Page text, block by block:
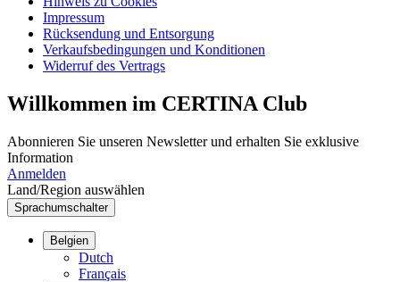
Impressum
Rücksendung und Entsorgung
Verkaufsbedingungen und Konditionen
Widerruf des Vertrags
Willkommen im CERTINA Club
Abonnieren Sie unseren Newsletter und erhalten Sie exklusive
Information
Anmelden
Land/Region auswählen
Sprachumschalter
Belgien
Dutch
Français